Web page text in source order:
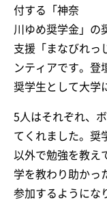
付する「神奈
川ゆめ奨学金」の
支援「まなびれっ
ンティアです。登
奨学生として大学
5人はそれぞれ、
てくれました。奨
以外で勉強を教え
学を教わり助かっ
参加するようにな